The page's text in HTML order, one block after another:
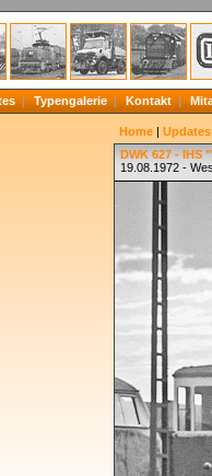
Typengalerie Kontakt
Home | Updates
DWK 627 - IHS
19.08.1972 -